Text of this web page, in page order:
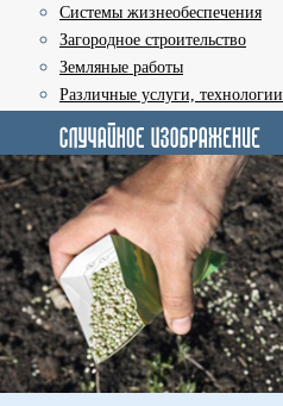
Системы жизнеобеспечения
Загородное строительство
Земляные работы
Различные услуги, технологии